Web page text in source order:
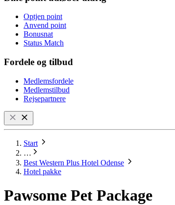
Optjen point
Anvend point
Bonusnat
Status Match
Fordele og tilbud
Medlemsfordele
Medlemstilbud
Rejsepartnere
Start
…
Best Western Plus Hotel Odense
Hotel pakke
Pawsome Pet Package